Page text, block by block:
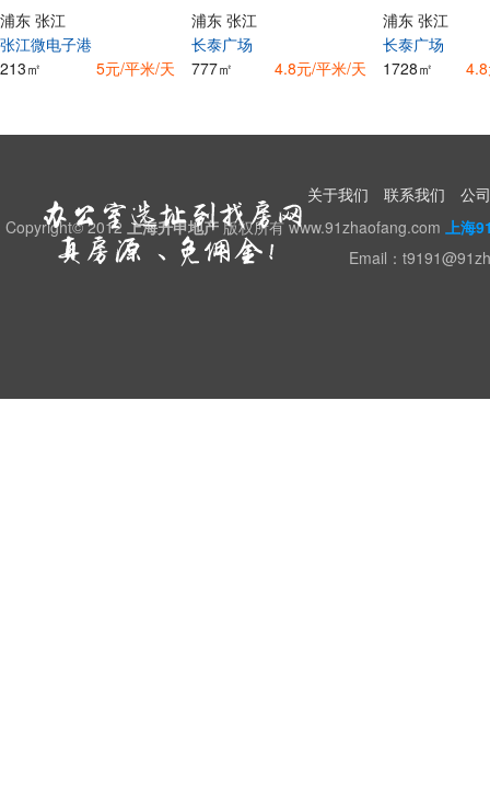
浦东 张江
张江微电子港
213㎡
5元/平米/天
浦东 张江
长泰广场
777㎡
4.8元/平米/天
浦东 张江
长泰广场
1728㎡
关于我们 联系我们
公
Copyright© 2012 上海升申地产版权所有 www.91zhaofang.com 上海
Email：